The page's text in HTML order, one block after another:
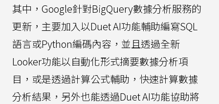
其中，Google針對BigQuery數據分析服務的
更新，主要加入以Duet AI功能輔助編寫SQL
語言或Python編碼內容，並且透過全新
Looker功能以自動化形式摘要數據分析項
目，或是透過計算公式輔助，快速計算數據
分析結果，另外也能透過Duet AI功能協助將